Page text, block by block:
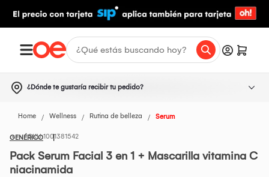
¿Dónde te gustaría recibir tu pedido?
Home Wellness Rutina de belleza Serum
GENÉRICO1001381542
Pack Serum Facial 3 en 1 + Mascarilla vitamina C
niacinamida